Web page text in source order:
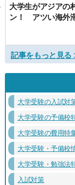
大学生がアジアの
ン！ アツい海外
記事をもっと見
大学受験の入試対
大学受験の予備校
大学受験の費用特
大学受験・予備校
大学受験・勉強法
入試対策